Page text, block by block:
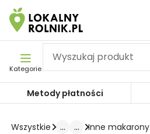
Pomiń nawigację
Kategorie
Metody płatności
Wszystkie ... ... Inne makarony